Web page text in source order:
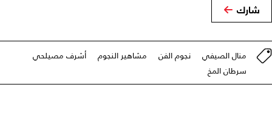
شارك
منال الصيفي نجوم الفن مشاهير النجوم
أشرف مصيلحي
سرطان المخ